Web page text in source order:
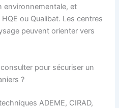
environnementale, et
ou Qualibat. Les centres
peuvent orienter vers
pour sécuriser un
?
ADEME, CIRAD,